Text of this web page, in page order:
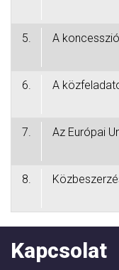
5. A
6. A
7. Az Európai
8.
Kapcsolat